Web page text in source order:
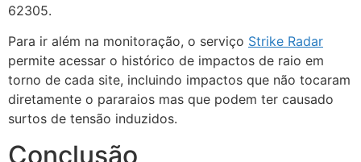
62305.
Para ir além na monitoração, o serviço Strike Radar
permite acessar o histórico de impactos de raio em
torno de cada site, incluindo impactos que não tocaram
diretamente o pararaios mas que podem ter causado
surtos de tensão induzidos.
Conclusão